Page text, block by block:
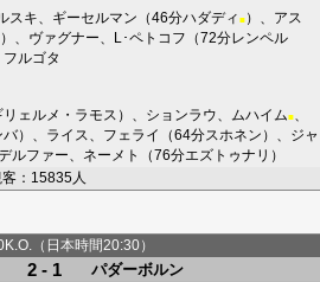
スキ ギーセルマン （46分ハダディ ■ ）、 アス
）、 ヴァグナー L･ペトコフ （72分レンペル
フルゴタ
リェルメ・ラモス ）、 ションラウ ムハイム■
バ）、 ライス フェライ （64分スホネン ）、 ジャ
ルファー ネーメト （76分エズトゥナリ ）
客：15835人
（日本時間20:30）
2 - 1 パダーボルン